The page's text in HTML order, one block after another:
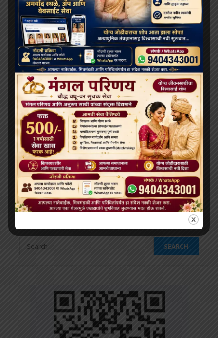
August 17, 2023
डॉ. बी.आर. अम्बेडकर
अम्बेडकर का मित्रता का आदर्श।
August 16, 2023
Search